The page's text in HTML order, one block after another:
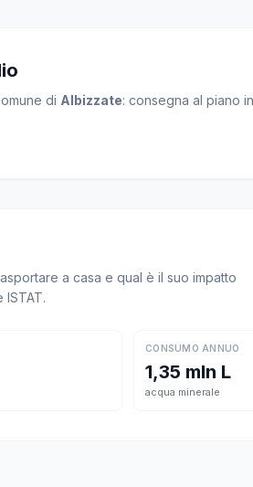
di Albizzate: consegna al piano
a casa e qual è il suo impatto
CONSUMO ANNUO
1,35 mln L
acqua minerale